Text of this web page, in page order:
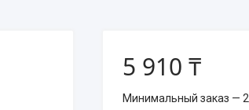
5 910 ₸
Минимальный заказ — 2